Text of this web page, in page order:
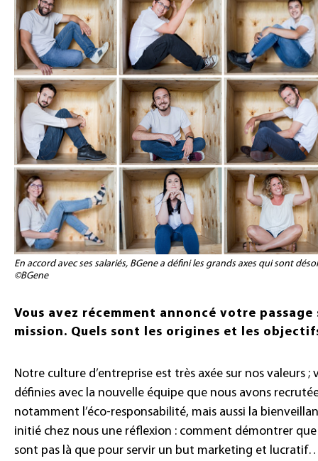
En accord avec ses salariés, BGene a défini les grands axes qui sont
©BGene
Vous avez récemment annoncé votre
mission. Quels sont les origines et les
Notre culture d’entreprise est très axée sur nos valeurs
définies avec la nouvelle équipe que nous avons
notamment l’éco-responsabilité, mais aussi la
initié chez nous une réflexion : comment démontrer
sont pas là que pour servir un but marketing et